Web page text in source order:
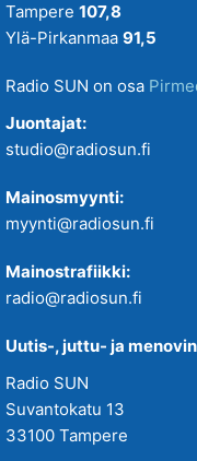
Tampere 107,8
Ylä-Pirkanmaa 91,5
Radio SUN on osa
Juontajat:
studio@radiosun.fi
Mainosmyynti:
myynti@radiosun.fi
Mainostrafiikki:
radio@radiosun.fi
Uutis-, juttu- ja
Radio SUN
Suvantokatu 13
33100 Tampere